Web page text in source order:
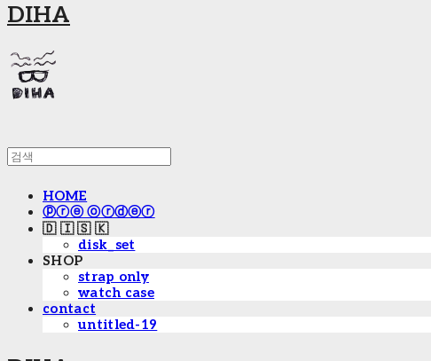
DIHA
HOME
ⓟⓡⓔ ⓞⓡⓓⓔⓡ
🇩 🇮 🇸 🇰
disk_set
SHOP
strap only
watch case
contact
untitled-19